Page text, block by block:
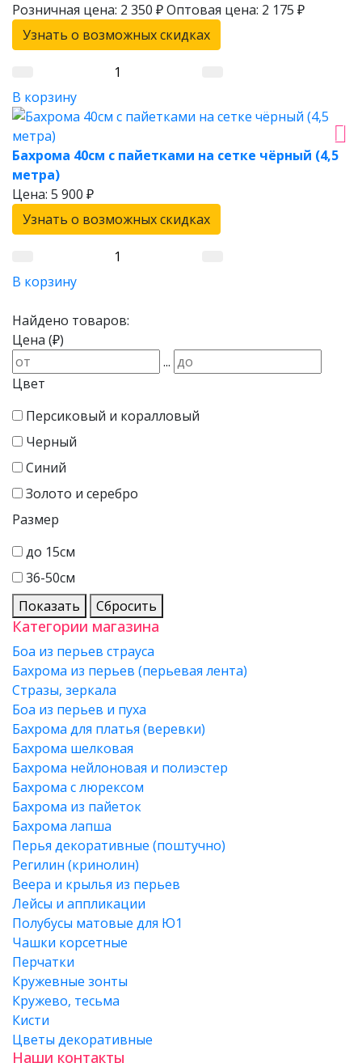
Розничная цена: 2 350 ₽Оптовая цена: 2 175 ₽
Узнать о возможных скидках
В корзину
Бахрома 40см с пайетками на сетке чёрный (4,5
метра)
Цена: 5 900 ₽
Узнать о возможных скидках
В корзину
Найдено товаров:
Цена (₽)
...
Цвет
Персиковый и коралловый
Черный
Синий
Золото и серебро
Размер
до 15см
36-50см
Показать
Сбросить
Категории магазина
Боа из перьев страуса
Бахрома из перьев (перьевая лента)
Стразы, зеркала
Боа из перьев и пуха
Бахрома для платья (веревки)
Бахрома шелковая
Бахрома нейлоновая и полиэстер
Бахрома с люрексом
Бахрома из пайеток
Бахрома лапша
Перья декоративные (поштучно)
Регилин (кринолин)
Веера и крылья из перьев
Лейсы и аппликации
Полубусы матовые для Ю1
Чашки корсетные
Перчатки
Кружевные зонты
Кружево, тесьма
Кисти
Цветы декоративные
Наши контакты